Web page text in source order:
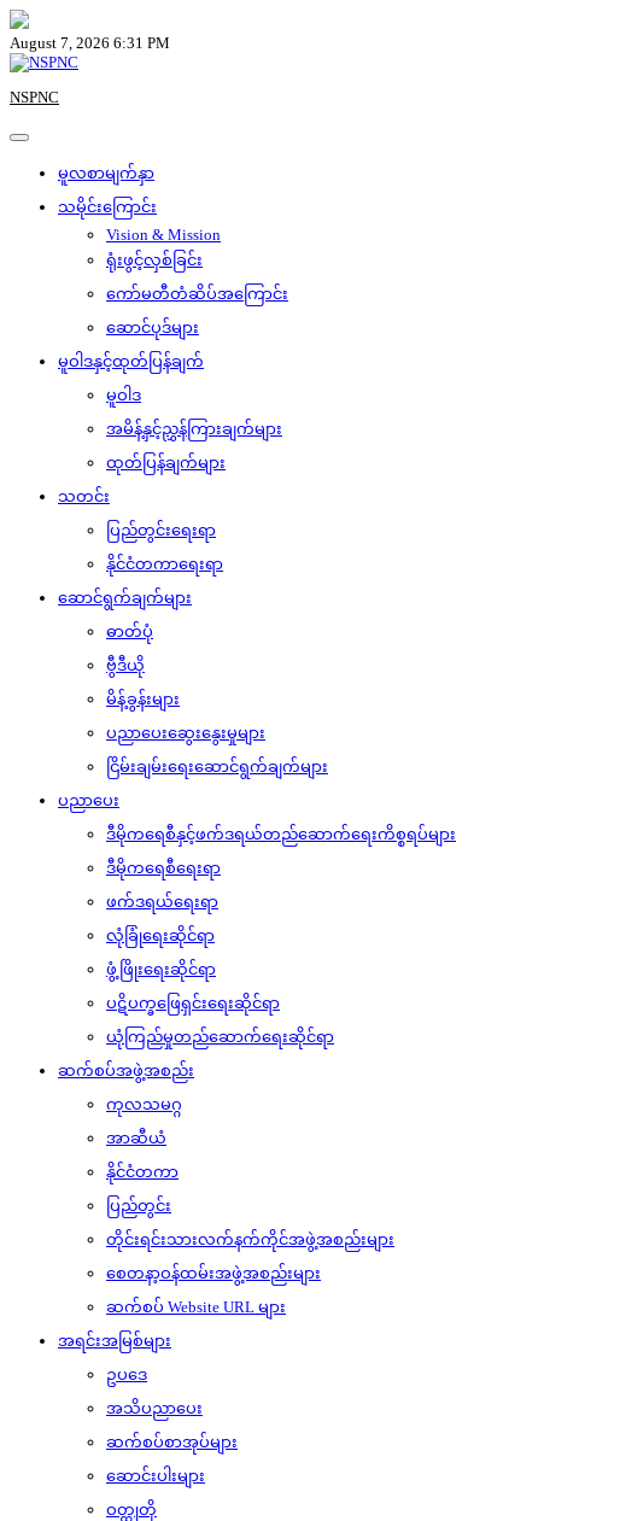
Skip
to
content
August 7, 2026 6:31 PM
NSPNC
မူလစာမျက်နှာ
သမိုင်းကြောင်း
Vision & Mission
ရုံးဖွင့်လှစ်ခြင်း
ကော်မတီတံဆိပ်အကြောင်း
ဆောင်ပုဒ်များ
မူဝါဒနှင့်ထုတ်ပြန်ချက်
မူဝါဒ
အမိန့်နှင့်ညွှန်ကြားချက်များ
ထုတ်ပြန်ချက်များ
သတင်း
ပြည်တွင်းရေးရာ
နိုင်ငံတကာရေးရာ
ဆောင်ရွက်ချက်များ
ဓာတ်ပုံ
ဗွီဒီယို
မိန့်ခွန်းများ
ပညာပေးဆွေးနွေးမှုများ
ငြိမ်းချမ်းရေးဆောင်ရွက်ချက်များ
ပညာပေး
ဒီမိုကရေစီနှင့်ဖက်ဒရယ်တည်ဆောက်‌ရေးကိစ္စရပ်များ
ဒီမိုကရေစီရေးရာ
ဖက်ဒရယ်ရေးရာ
လုံခြုံရေးဆိုင်ရာ
ဖွံ့ဖြိုးရေးဆိုင်ရာ
ပဋိပက္ခဖြေရှင်းရေးဆိုင်ရာ
ယုံကြည်မှုတည်ဆောက်ရေးဆိုင်ရာ
ဆက်စပ်အဖွဲ့အစည်း
ကုလသမဂ္ဂ
အာဆီယံ
နိုင်ငံတကာ
ပြည်တွင်း
တိုင်းရင်းသားလက်နက်ကိုင်အဖွဲ့အစည်းများ
စေတနာ့ဝန်ထမ်းအဖွဲ့အစည်းများ
ဆက်စပ် Website URL များ
အရင်းအမြစ်များ
ဥပဒေ
အသိပညာပေး
ဆက်စပ်စာအုပ်များ
ဆောင်းပါးများ
ဝတ္ထုတို